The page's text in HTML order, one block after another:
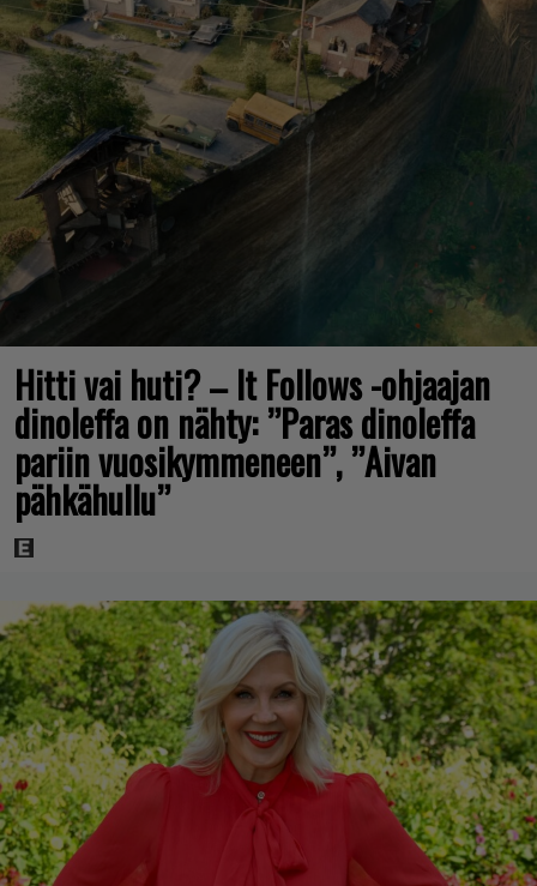
Hitti vai huti? – It Follows -ohjaajan
dinoleffa on nähty: ”Paras dinoleffa
pariin vuosikymmeneen”, ”Aivan
pähkähullu”